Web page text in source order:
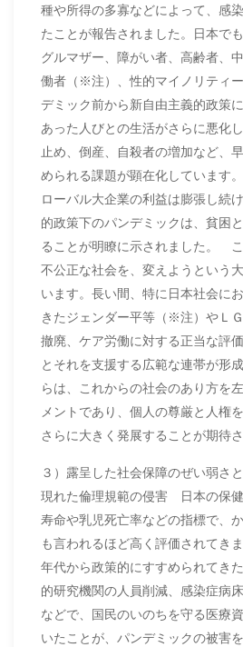
種や所得の多寡などによって、感
たことが報告されました。日本で
グルマザー、障がい者、高齢者、
働者（※注）、性的マイノリティ
デミック前から新自由主義的政策
あった人びとの生活がさらに悪化
止め、倒産、自殺者の増加など、
められる課題が顕在化しています
ローバル大企業の利益は膨張し続
的政策下のパンデミックは、貧困
ることが明瞭に示されました。
不公正な社会を、変えようという
います。長い間、特に日本社会に
きたジェンダー平等（※注）やＬ
撤廃、ケア労働に対する正当な評
とそれを支援する広範な連帯が形
らは、これからの社会のあり方を
メントであり、個人の尊厳と人権
さらに大きく発展することが期待さ
３）露呈した社会保障のぜい弱さ
現れた倫理規範の侵害 日本の保
寿命や乳児死亡率などの指標で、
も言われるほど高く評価されてき
年代から政策的にすすめられてき
的研究機関の人員削減、感染症病
などで、国民のいのちを守る医療
いたことが、パンデミックの被害